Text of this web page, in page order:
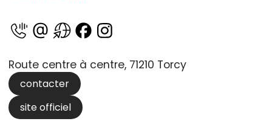
Route centre à centre, 71210 Torcy
contacter
site officiel